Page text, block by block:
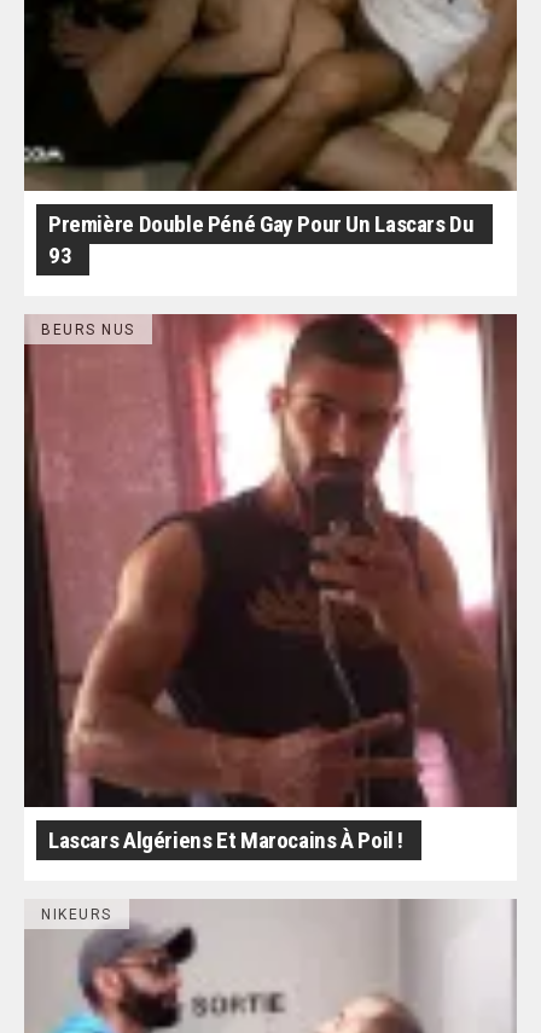
Première Double Péné Gay Pour Un Lascars Du
93
BEURS NUS
Lascars Algériens Et Marocains À Poil !
NIKEURS